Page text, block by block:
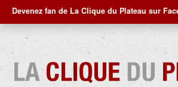
Devenez fan de La Clique du Plateau sur